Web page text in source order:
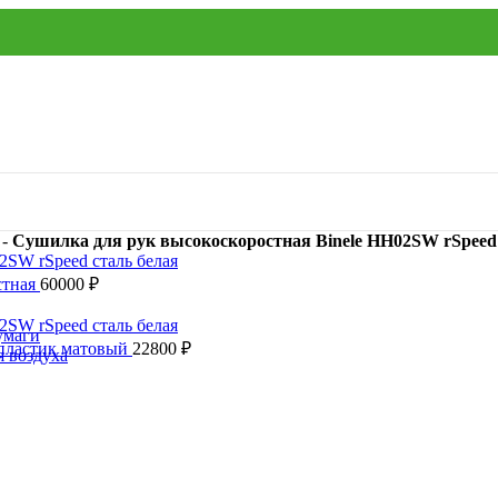
воздуха
- Сушилка для рук высокоскоростная Binele HH02SW rSpeed
60000 ₽
матовый 22800 ₽